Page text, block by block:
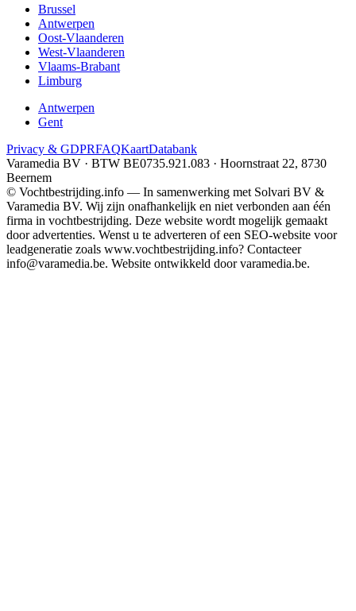
Brussel
Antwerpen
Oost-Vlaanderen
West-Vlaanderen
Vlaams-Brabant
Limburg
Antwerpen
Gent
Privacy & GDPRFAQKaartDatabank
Varamedia BV · BTW BE0735.921.083 · Hoornstraat 22, 8730
Beernem
© Vochtbestrijding.info — In samenwerking met Solvari BV &
Varamedia BV. Wij zijn onafhankelijk en niet verbonden aan één
firma in vochtbestrijding. Deze website wordt mogelijk gemaakt
door advertenties. Wenst u te adverteren of een SEO-website voor
leadgeneratie zoals www.vochtbestrijding.info? Contacteer
info@varamedia.be. Website ontwikkeld door varamedia.be.